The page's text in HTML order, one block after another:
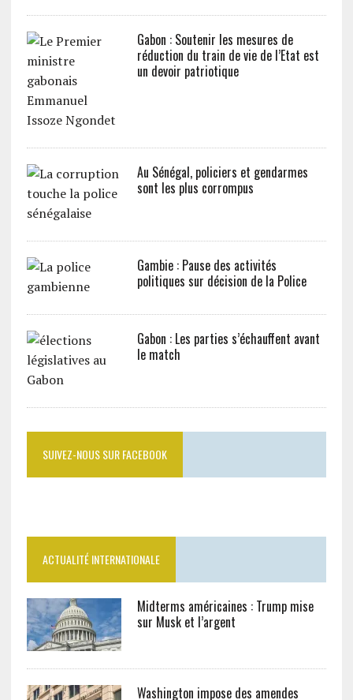
Gabon : Soutenir les mesures de
réduction du train de vie de l’Etat est
un devoir patriotique
Au Sénégal, policiers et gendarmes
sont les plus corrompus
Gambie : Pause des activités
politiques sur décision de la Police
Gabon : Les parties s’échauffent avant
le match
SUIVEZ-NOUS SUR FACEBOOK
ACTUALITÉ INTERNATIONALE
Midterms américaines : Trump mise
sur Musk et l’argent
Washington impose des amendes